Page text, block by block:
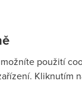
se ten
děsí
použití
Kliknutím